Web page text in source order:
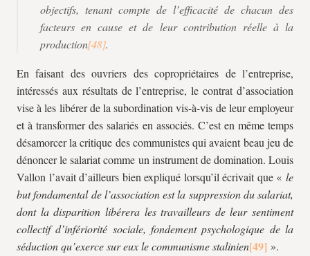
objectifs, tenant compte de l’efficacité de chacun des
facteurs en cause et de leur contribution réelle à la
production
.
En faisant des ouvriers des copropriétaires de l’entreprise,
intéressés aux résultats de l’entreprise, le contrat d’association
vise à les libérer de la subordination vis-à-vis de leur employeur
et à transformer des salariés en associés. C’est en même temps
désamorcer la critique des communistes qui avaient beau jeu de
dénoncer le salariat comme un instrument de domination. Louis
Vallon l’avait d’ailleurs bien expliqué lorsqu’il écrivait que « le
but fondamental de l’association est la suppression du salariat,
dont la disparition libérera les travailleurs de leur sentiment
collectif d’infériorité sociale, fondement psychologique de la
séduction qu’exerce sur eux le communisme stalinien
».